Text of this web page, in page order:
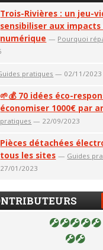
Trois-Rivières : un jeu-
sensibiliser aux impacts
numérique — Pourquoi
pratiques — 02/11/2023
🌱💰 70 idées éco-
économiser 1000€ par
pratiques — 22/09/2023
Pièces détachées
tous les sites — Guides
27/01/2023